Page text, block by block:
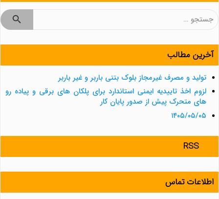
جستجو
آخرین مطالب
تولید و مصرف غیرمجاز بلوک بتنی باربر و غیر باربر
لزوم اخذ تاییدیه ایمنی استاندارد برای پلکان های برقی و پیاده رو
های متحرک پیش از صدور پایان کار
۱۴۰۵/۰۵/۰۵
RSS
اطلاعات تماس